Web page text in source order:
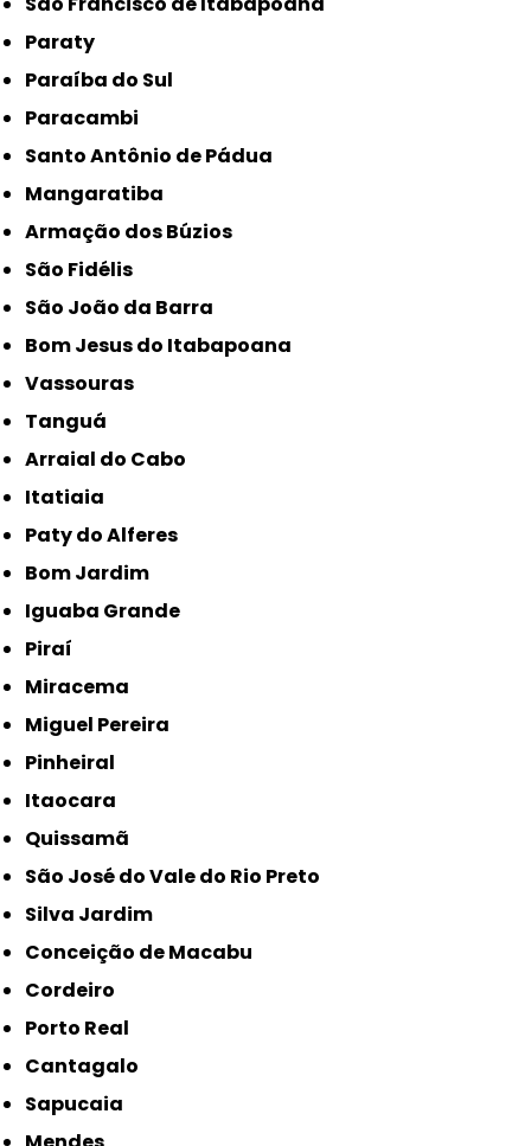
Paraty
Paraíba do Sul
Paracambi
Santo Antônio de Pádua
Mangaratiba
Armação dos Búzios
São Fidélis
São João da Barra
Bom Jesus do Itabapoana
Vassouras
Tanguá
Arraial do Cabo
Itatiaia
Paty do Alferes
Bom Jardim
Iguaba Grande
Piraí
Miracema
Miguel Pereira
Pinheiral
Itaocara
Quissamã
São José do Vale do Rio Preto
Silva Jardim
Conceição de Macabu
Cordeiro
Porto Real
Cantagalo
Sapucaia